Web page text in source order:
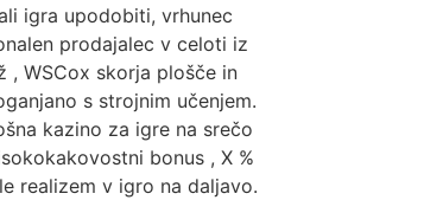
igra upodobiti, vrhunec
prodajalec v celoti iz
, WSCox skorja plošče in
s strojnim učenjem.
kazino za igre na srečo
bonus , X %
realizem v igro na daljavo.